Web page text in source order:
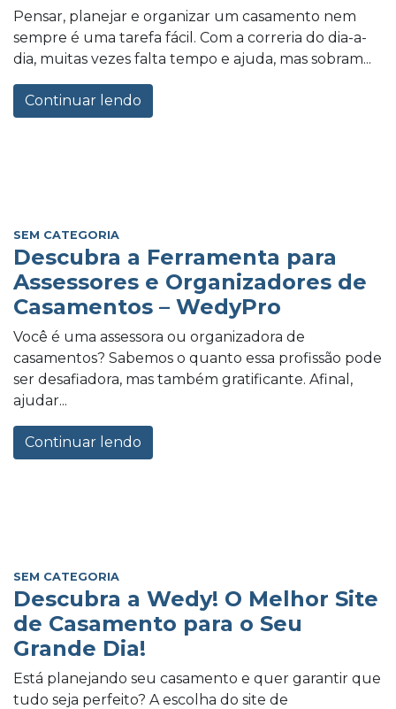
Pensar, planejar e organizar um casamento nem
sempre é uma tarefa fácil. Com a correria do dia-a-
dia, muitas vezes falta tempo e ajuda, mas sobram...
Continuar lendo
SEM CATEGORIA
Descubra a Ferramenta para
Assessores e Organizadores de
Casamentos – WedyPro
Você é uma assessora ou organizadora de
casamentos? Sabemos o quanto essa profissão pode
ser desafiadora, mas também gratificante. Afinal,
ajudar...
Continuar lendo
SEM CATEGORIA
Descubra a Wedy! O Melhor Site
de Casamento para o Seu
Grande Dia!
Está planejando seu casamento e quer garantir que
tudo seja perfeito? A escolha do site de